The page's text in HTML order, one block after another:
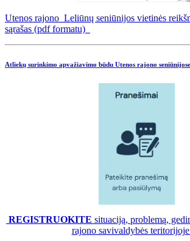
Utenos rajono Leliūnų seniūnijos vietinės
sąrašas (pdf formatu)
Atliekų surinkimo apvažiavimo būdu Utenos rajono
REGISTRUOKITE situaciją, problemą,
rajono savivaldybės